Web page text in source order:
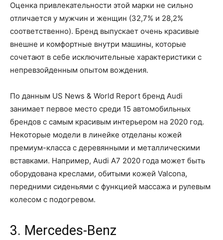
Оценка привлекательности этой марки не сильно
отличается у мужчин и женщин (32,7% и 28,2%
соответственно). Бренд выпускает очень красивые
внешне и комфортные внутри машины, которые
сочетают в себе исключительные характеристики с
непревзойденным опытом вождения.
По данным US News & World Report бренд Audi
занимает первое место среди 15 автомобильных
брендов с самым красивым интерьером на 2020 год.
Некоторые модели в линейке отделаны кожей
премиум-класса с деревянными и металлическими
вставками. Например, Audi A7 2020 года может быть
оборудована креслами, обитыми кожей Valcona,
передними сиденьями с функцией массажа и рулевым
колесом с подогревом.
3. Mercedes-Benz